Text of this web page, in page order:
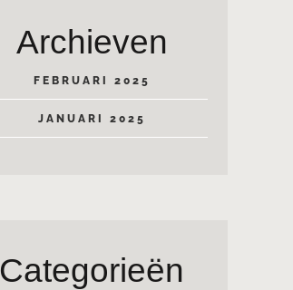
Archieven
FEBRUARI 2025
JANUARI 2025
Categorieën